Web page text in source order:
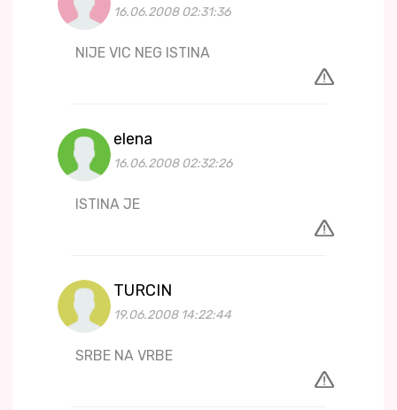
16.06.2008 02:31:36
NIJE VIC NEG ISTINA
elena
16.06.2008 02:32:26
ISTINA JE
TURCIN
19.06.2008 14:22:44
SRBE NA VRBE